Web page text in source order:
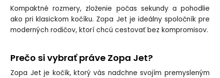
Kompaktné rozmery, zloženie počas sekundy a pohodlie
ako pri klasickom kočíku. Zopa Jet je ideálny spoločník pre
moderných rodičov, ktorí chcú cestovať bez kompromisov.
Prečo si vybrať práve Zopa Jet?
Zopa Jet je kočík, ktorý vás nadchne svojím premysleným